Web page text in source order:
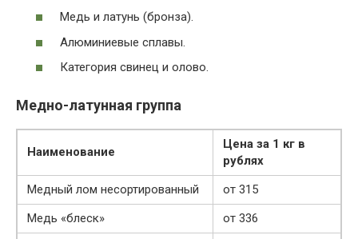
Медь и латунь (бронза).
Алюминиевые сплавы.
Категория свинец и олово.
Медно-латунная группа
Наименование
Цена за 1 кг в
рублях
Медный лом несортированный
от 315
Медь «блеск»
от 336